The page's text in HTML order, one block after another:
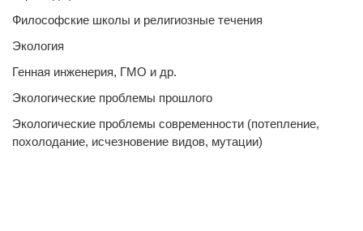
Философские школы и религиозные течения
Экология
Генная инженерия, ГМО и др.
Экологические проблемы прошлого
Экологические проблемы современности (потепление,
похолодание, исчезновение видов, мутации)